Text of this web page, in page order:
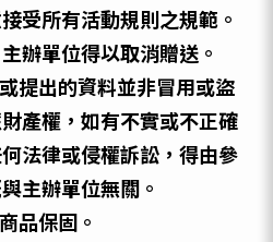
受所有活動規則之規範。
辦單位得以取消贈送。
提出的資料並非冒⽤或盜
產權，如有不實或不正確
法律或侵權訴訟，得由參
主辦單位無關。
品保固。